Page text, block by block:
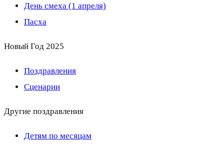
День смеха (1 апреля)
Пасха
Новый Год 2025
Поздравления
Сценарии
Другие поздравления
Детям по месяцам